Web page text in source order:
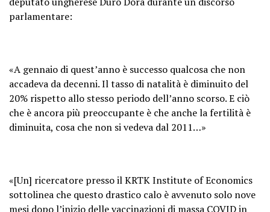
parlamentare:
«A gennaio di quest’anno è successo qualcosa che non
accadeva da decenni. Il tasso di natalità è diminuito del
20% rispetto allo stesso periodo dell’anno scorso. E ciò
che è ancora più preoccupante è che anche la fertilità è
diminuita, cosa che non si vedeva dal 2011…»
«[Un] ricercatore presso il KRTK Institute of Economics
sottolinea che questo drastico calo è avvenuto solo nove
mesi dopo l’inizio delle vaccinazioni di massa COVID in